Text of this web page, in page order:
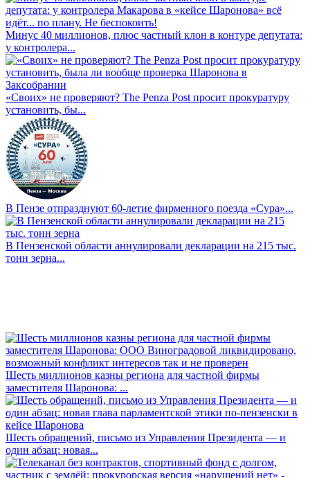
Минус 40 миллионов, плюс частный клон в контуре депутата:
у контролера...
«Своих» не проверяют? The Penza Post просит прокуратуру
установить, бы...
В Пензе отпразднуют 60-летие фирменного поезда «Сура»...
В Пензенской области аннулировали декларации на 215 тыс.
тонн зерна...
Шесть миллионов казны региона для частной фирмы
заместителя Шаронова: ...
Шесть обращений, письмо из Управления Президента — и
один абзац: новая...